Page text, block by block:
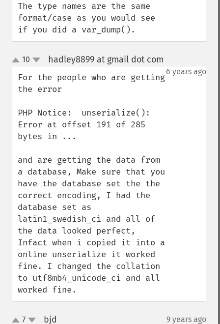
The type names are the same
format/case as you would see
if you did a var_dump().
up
down
10 hadley8899 at gmail dot com
6 years ago
For the people who are getting
the error
PHP Notice:  unserialize():
Error at offset 191 of 285
bytes in ...
and are getting the data from
a database, Make sure that you
have the database set the the
correct encoding, I had the
database set as
latin1_swedish_ci and all of
the data looked perfect,
Infact when i copied it into a
online unserialize it worked
fine. I changed the collation
to utf8mb4_unicode_ci and all
worked fine.
7 bjd 9 years ago